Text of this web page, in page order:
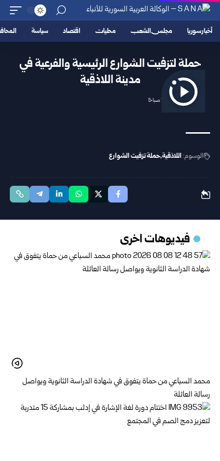
أخبار سوريا مجلس الشعب محليات اقتصاد سياسة
حملة لتزفيت الشوارع الرئيسية والفرعية في
مدينة اللاذقية
2025/11/13 11:53 صباحًا
الوسوم: اللاذقية حملة تزفيت الشوارع
فيديوهات اخرى
محمد السباعي من حماة يتفوق في شهادة الدراسة الثانوية ويواصل
رسالة العائلة